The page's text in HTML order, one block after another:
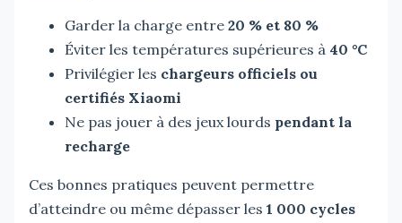
Garder la charge entre 20 % et 80 %
Éviter les températures supérieures à 40 °C
Privilégier les chargeurs officiels ou
certifiés Xiaomi
Ne pas jouer à des jeux lourds pendant la
recharge
Ces bonnes pratiques peuvent permettre
d’atteindre ou même dépasser les 1 000 cycles